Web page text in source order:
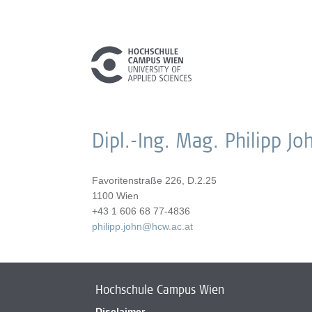
Dipl.-Ing. Mag. Philipp
Favoritenstraße 226, D.2.25
1100 Wien
+43 1 606 68 77-4836
philipp.john@hcw.ac.at
Hochschule Campus Wien